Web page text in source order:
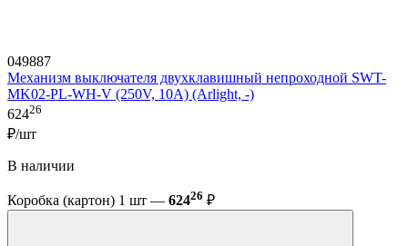
049887
Механизм выключателя двухклавишный непроходной SWT-
MK02-PL-WH-V (250V, 10A) (Arlight, -)
62426
₽/шт
В наличии
Коробка (картон) 1 шт — 62426 ₽